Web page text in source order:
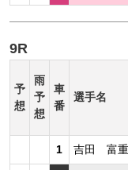
9R
予
想
雨
予
想
車
番
選手名
1 吉田 富重